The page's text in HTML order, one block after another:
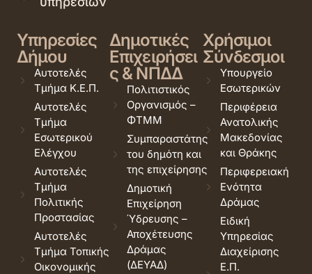
Υπηρεσίες
Δήμου
Αυτοτελές
Τμήμα Κ.Ε.Π.
Αυτοτελές
Τμήμα
Εσωτερικού
Ελέγχου
Αυτοτελές
Τμήμα
Πολιτικής
Προστασίας
Αυτοτελές
Τμήμα Τοπικής
Οικονομικής
Δημοτικές
Επιχειρήσει
ς & ΝΠΔΔ
Πολιτιστικός
Οργανισμός –
ΦΤΜΜ
Συμπαραστάτης
του δημότη και
της επιχείρησης
Δημοτική
Επιχείρηση
Ύδρευσης –
Αποχέτευσης
Δράμας
(ΔΕΥΑΔ)
Χρήσιμοι
Σύνδεσμοι
Υπουργείο
Εσωτερικών
Περιφέρεια
Ανατολικής
Μακεδονίας
και Θράκης
Περιφερειακή
Ενότητα
Δράμας
Ειδική
Υπηρεσίας
Διαχείρισης
Ε.Π.